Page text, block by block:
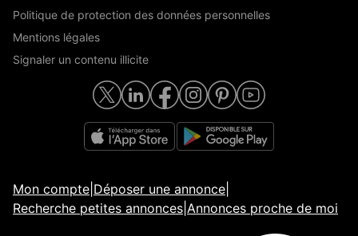
Politique de protection des données personnelles
Mentions légales
Signaler un contenu illicite
Mon compte Déposer une annonce
Recherche petites annonces Annonces proche de moi